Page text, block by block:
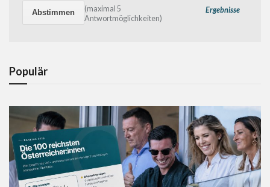
Ergebnisse
(maximal 5
Antwortmöglichkeiten)
Populär